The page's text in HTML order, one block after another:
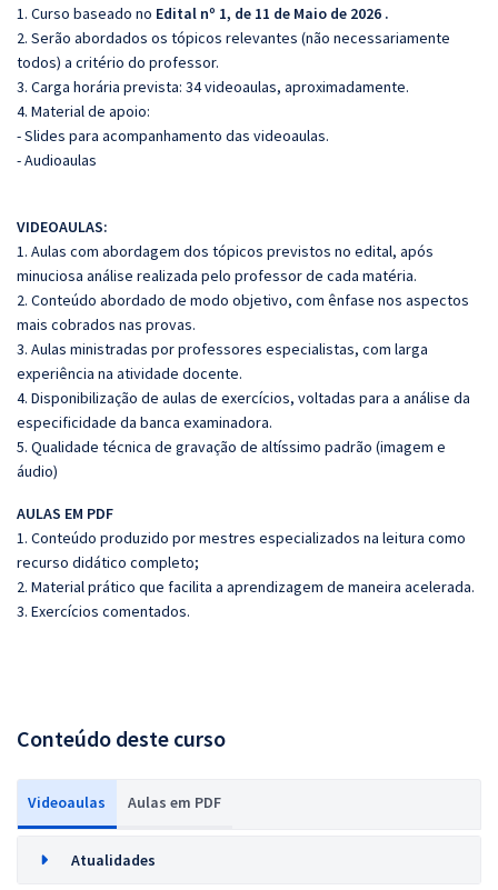
1. Curso baseado no Edital nº 1, de 11 de Maio de 2026 .
2. Serão abordados os tópicos relevantes (não necessariamente
todos) a critério do professor.
3. Carga horária prevista: 34 videoaulas, aproximadamente.
4. Material de apoio:
- Slides para acompanhamento das videoaulas.
- Audioaulas
VIDEOAULAS:
1. Aulas com abordagem dos tópicos previstos no edital, após
minuciosa análise realizada pelo professor de cada matéria.
2. Conteúdo abordado de modo objetivo, com ênfase nos aspectos
mais cobrados nas provas.
3. Aulas ministradas por professores especialistas, com larga
experiência na atividade docente.
4. Disponibilização de aulas de exercícios, voltadas para a análise da
especificidade da banca examinadora.
5. Qualidade técnica de gravação de altíssimo padrão (imagem e
áudio)
AULAS EM PDF
1. Conteúdo produzido por mestres especializados na leitura como
recurso didático completo;
2. Material prático que facilita a aprendizagem de maneira acelerada.
3. Exercícios comentados.
Conteúdo deste curso
Videoaulas Aulas em PDF
Atualidades